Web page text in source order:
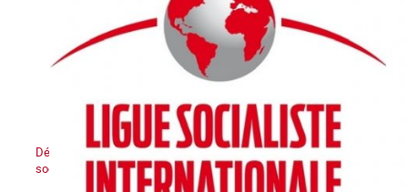
Déclaration de la LIS : L’Etat sioniste sera détruit, un Moyen-Orient
socialiste renaîtra de ses cendres